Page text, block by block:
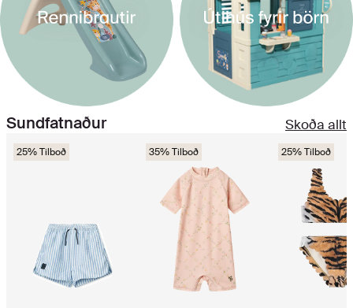
Sundfatnaður Skoða allt
25% Tilboð 35% Tilboð 25% Tilboð